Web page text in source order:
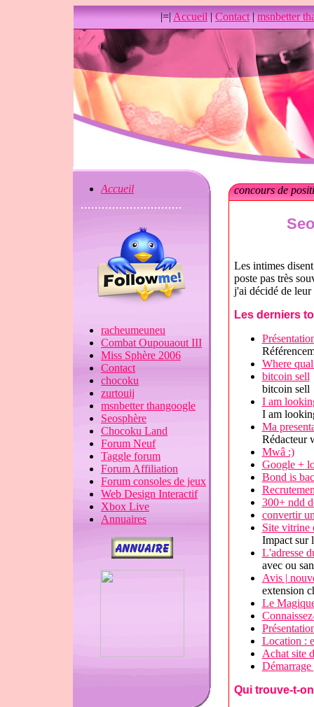
|=|Accueil|Contact|msnbetter
Accueil
racheumeuneu
Combat Oupouaout III
Miss Sphère 2006
Contact
chocoku
zurtouij
msnbetter thangoogle
Seosphère
Chocoku Land
Forum Neuf
Taggle forum
Forum Affiliation
Forum consoles de jeux
Web Design Interactif
Xbox Live
Annuaires
concours de
Les intimes
poste pas très
j'ai décidé de
Les derniers
Where
bitcoin sell
bitcoin sell
I am
I am
Ma
Rédacteur
Mwâ :)
Google +
Bond is
300+ ndd
convertir
Site vitrine
Impact sur
L'adresse
avec ou
Avis |
extension
Le
Location :
Achat site
Qui trouve-t-